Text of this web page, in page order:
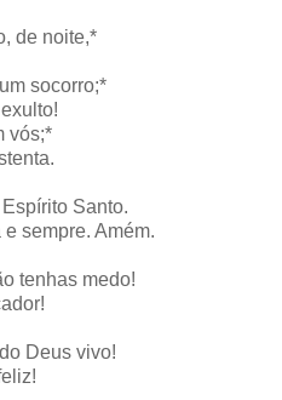
de noite,*
socorro;*
vós;*
Santo.
sempre. Amém.
tenhas medo!
Deus vivo!